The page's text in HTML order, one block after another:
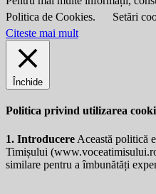
Politica de Cookies.
Setări
Citeste mai mult
Închide
Politica privind utilizarea
1. Introducere Această politică
Timișului (
similare pentru a îmbunătăți